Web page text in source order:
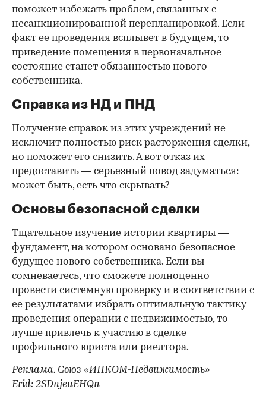
поможет избежать проблем, связанных с
несанкционированной перепланировкой. Если
факт ее проведения всплывет в будущем, то
приведение помещения в первоначальное
состояние станет обязанностью нового
собственника.
Справка из НД и ПНД
Получение справок из этих учреждений не
исключит полностью риск расторжения сделки,
но поможет его снизить. А вот отказ их
предоставить — серьезный повод задуматься:
может быть, есть что скрывать?
Основы безопасной сделки
Тщательное изучение истории квартиры —
фундамент, на котором основано безопасное
будущее нового собственника. Если вы
сомневаетесь, что сможете полноценно
провести системную проверку и в соответствии с
ее результатами избрать оптимальную тактику
проведения операции с недвижимостью, то
лучше привлечь к участию в сделке
профильного юриста или риелтора.
Реклама. Союз «ИНКОМ-Недвижимость»
Erid: 2SDnjeuEHQn